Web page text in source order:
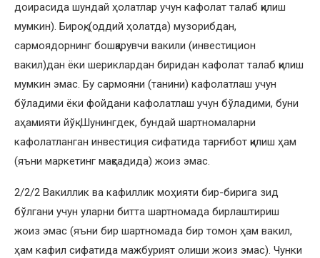
доирасида шундай ҳолатлар учун кафолат талаб қилиш
мумкин). Бироқ, (оддий ҳолатда) музорибдан,
сармоядорнинг бошқарувчи вакили (инвестицион
вакил)дан ёки шериклардан биридан кафолат талаб қилиш
мумкин эмас. Бу сармояни (танини) кафолатлаш учун
бўладими ёки фойдани кафолатлаш учун бўладими, буни
аҳамияти йўқ. Шунингдек, бундай шартномаларни
кафолатланган инвестиция сифатида тарғибот қилиш ҳам
(яъни маркетинг мақсадида) жоиз эмас.
2/2/2 Вакиллик ва кафиллик моҳияти бир-бирига зид
бўлгани учун уларни битта шартномада бирлаштириш
жоиз эмас (яъни бир шартномада бир томон ҳам вакил,
ҳам кафил сифатида мажбурият олиши жоиз эмас). Чунки